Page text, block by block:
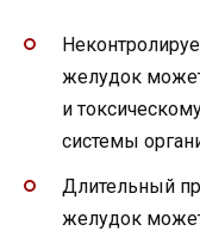
желудок
и
системы
Длительный
желудок